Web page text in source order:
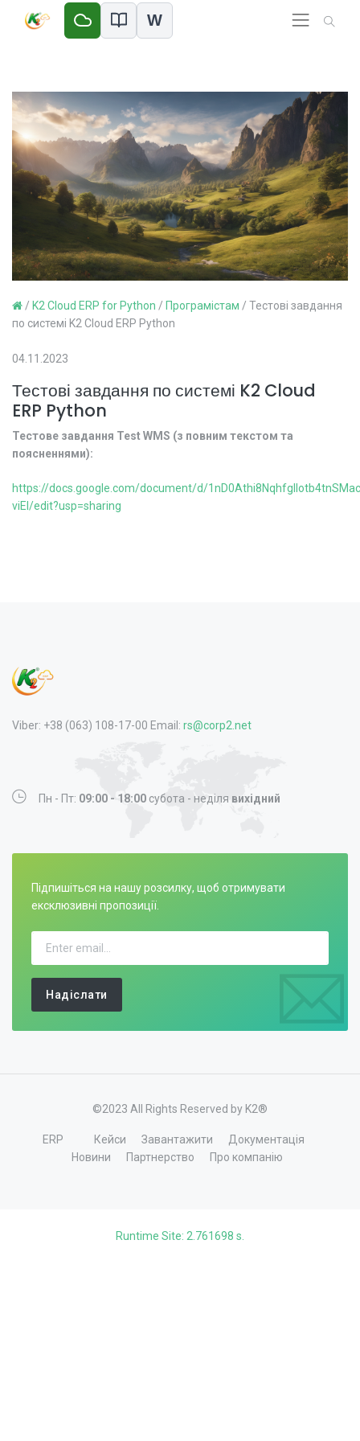
W
/ K2 Cloud ERP for Python / Програмістам / Тестові завдання
по системі K2 Cloud ERP Python
04.11.2023
Тестові завдання по системі K2 Cloud
ERP Python
Тестове завдання Test WMS (з повним текстом та
поясненнями):
https://docs.google.com/document/d/
viEI/edit?usp=sharing
Viber: +38 (063) 108-17-00 Email: rs@corp2.net
Пн - Пт: 09:00 - 18:00 субота - неділя вихідний
Підпишіться на нашу розсилку, щоб отримувати
ексклюзивні пропозиції.
Надіслати
©2023 All Rights Reserved by K2®
ERP Кейси Завантажити
Документація
Новини
Партнерство Про компанію
Runtime Site: 2.761698 s.